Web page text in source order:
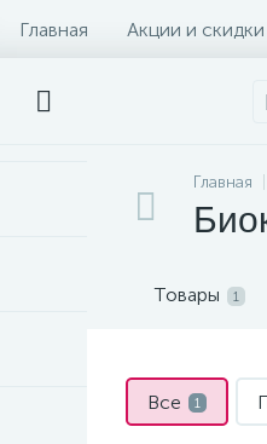
Главная Акции и скидки
Главная
Товары 1
Все 1